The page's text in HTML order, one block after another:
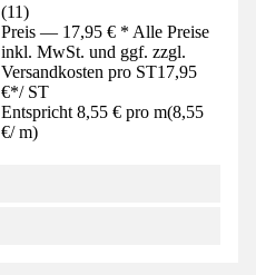
(11)
Preis — 17,95 € * Alle Preise
inkl. MwSt. und ggf. zzgl.
Versandkosten pro ST17,95
€*/ ST
Entspricht 8,55 € pro m(8,55
€/ m)